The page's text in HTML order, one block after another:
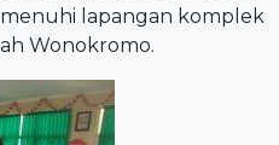
lapangan komplek
Wonokromo.